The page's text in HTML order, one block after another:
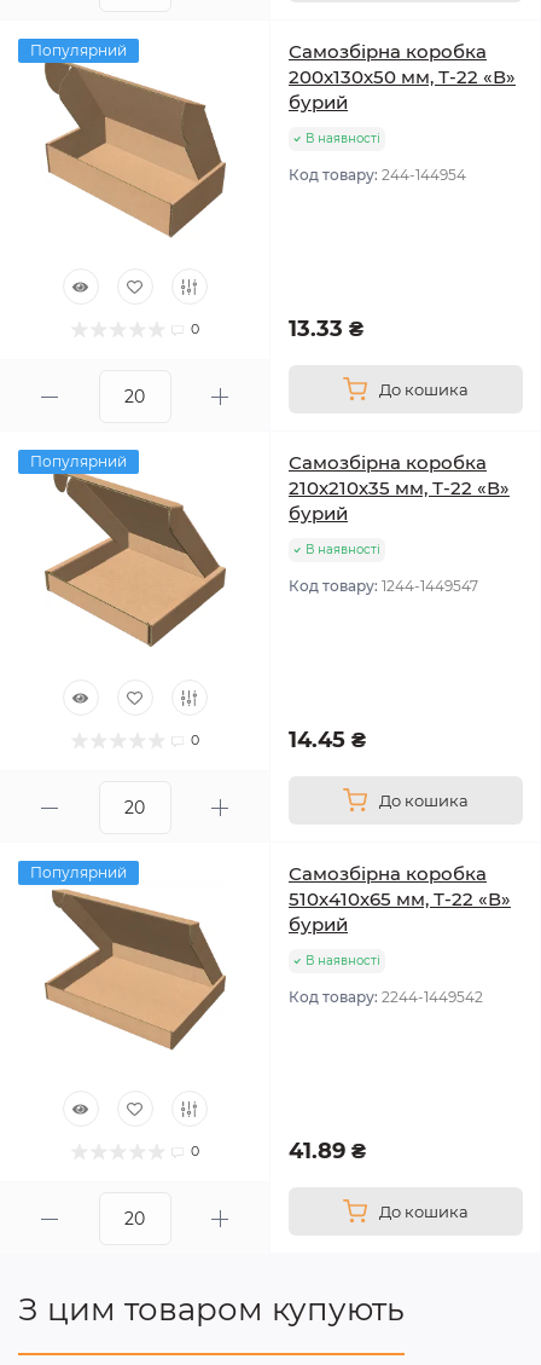
Популярний
0
Самозбірна коробка
200х130х50 мм, Т-22 «В»
бурий
В наявності
Код товару: 244-144954
13.33 ₴
До кошика
Популярний
0
Самозбірна коробка
210х210х35 мм, Т-22 «В»
бурий
В наявності
Код товару: 1244-1449547
14.45 ₴
До кошика
Популярний
0
Самозбірна коробка
510х410х65 мм, Т-22 «В»
бурий
В наявності
Код товару: 2244-1449542
41.89 ₴
До кошика
З цим товаром купують